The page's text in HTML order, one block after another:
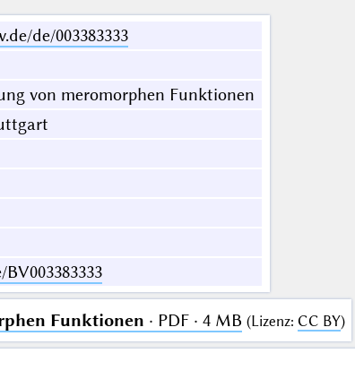
de/003383333
von meromorphen Funktionen
Funktionen · PDF · 4 MB (Lizenz: CC BY)